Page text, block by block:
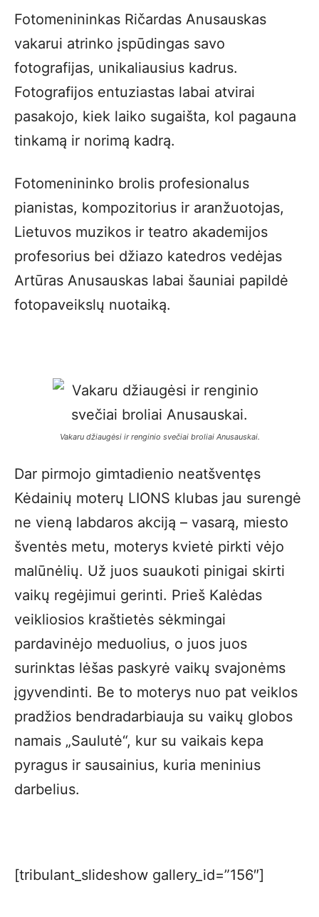
Fotomenininkas Ričardas Anusauskas
vakarui atrinko įspūdingas savo
fotografijas, unikaliausius kadrus.
Fotografijos entuziastas labai atvirai
pasakojo, kiek laiko sugaišta, kol pagauna
tinkamą ir norimą kadrą.
Fotomenininko brolis profesionalus
pianistas, kompozitorius ir aranžuotojas,
Lietuvos muzikos ir teatro akademijos
profesorius bei džiazo katedros vedėjas
Artūras Anusauskas labai šauniai papildė
fotopaveikslų nuotaiką.
Vakaru džiaugėsi ir renginio svečiai broliai Anusauskai.
Dar pirmojo gimtadienio neatšventęs
Kėdainių moterų LIONS klubas jau surengė
ne vieną labdaros akciją – vasarą, miesto
šventės metu, moterys kvietė pirkti vėjo
malūnėlių. Už juos suaukoti pinigai skirti
vaikų regėjimui gerinti. Prieš Kalėdas
veikliosios kraštietės sėkmingai
pardavinėjo meduolius, o juos juos
surinktas lėšas paskyrė vaikų svajonėms
įgyvendinti. Be to moterys nuo pat veiklos
pradžios bendradarbiauja su vaikų globos
namais „Saulutė“, kur su vaikais kepa
pyragus ir sausainius, kuria meninius
darbelius.
[tribulant_slideshow gallery_id=”156″]